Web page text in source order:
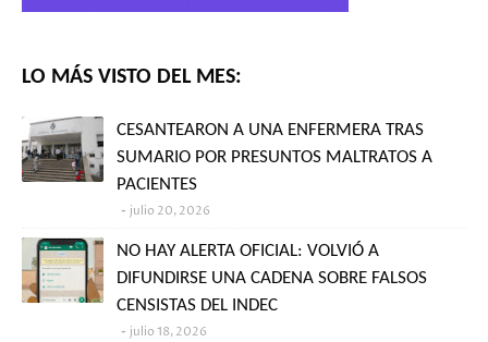
LO MÁS VISTO DEL MES:
CESANTEARON A UNA ENFERMERA TRAS
SUMARIO POR PRESUNTOS MALTRATOS A
PACIENTES
julio 20, 2026
NO HAY ALERTA OFICIAL: VOLVIÓ A
DIFUNDIRSE UNA CADENA SOBRE FALSOS
CENSISTAS DEL INDEC
julio 18, 2026